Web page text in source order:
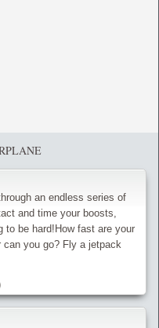
an endless series of
and time your boosts,
to be hard!How fast are your
can you go? Fly a jetpack